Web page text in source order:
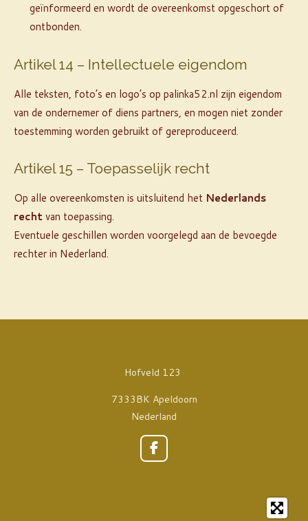
geïnformeerd en wordt de overeenkomst opgeschort of
ontbonden.
Artikel 14 – Intellectuele eigendom
Alle teksten, foto’s en logo’s op palinka52.nl zijn eigendom
van de ondernemer of diens partners, en mogen niet zonder
toestemming worden gebruikt of gereproduceerd.
Artikel 15 – Toepasselijk recht
Op alle overeenkomsten is uitsluitend het Nederlands
rechtvan toepassing.
Eventuele geschillen worden voorgelegd aan de bevoegde
rechter in Nederland.
Hofveld 123
7333BK Apeldoorn
Nederland
F
a